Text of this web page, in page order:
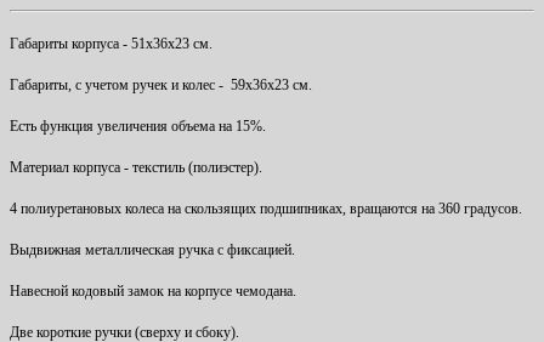
Габариты корпуса - 51х36х23 см.
Габариты, с учетом ручек и колес - 59x36x23 см.
Есть функция увеличения объема на 15%.
Материал корпуса - текстиль (полиэстер).
4 полиуретановых колеса на скользящих подшипниках, вращаются на 360 градусов.
Выдвижная металлическая ручка с фиксацией.
Навесной кодовый замок на корпусе чемодана.
Две короткие ручки (сверху и сбоку).